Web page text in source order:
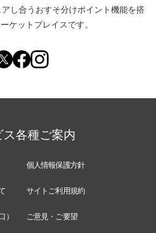
し合う おすそ分けポイント機能を搭
ケットプレイスです。
ス各種ご案内
個人情報保護方針
サイトご利用規約
） ご意見・ご要望